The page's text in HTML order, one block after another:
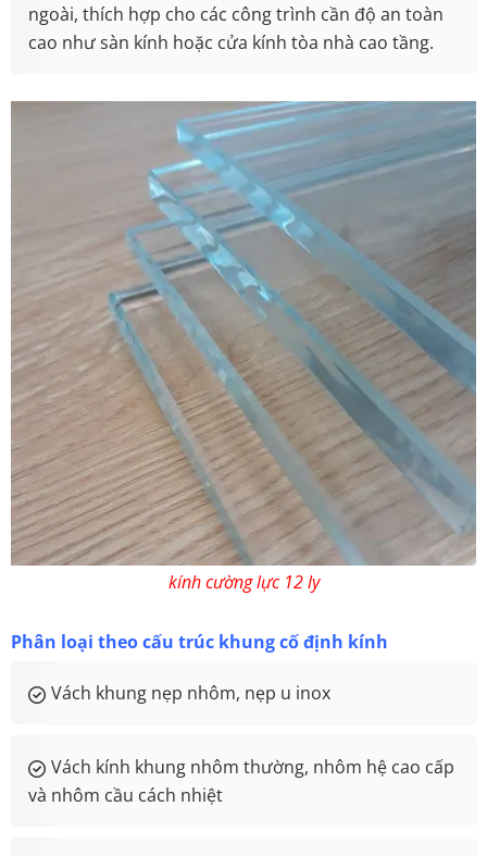
ngoài, thích hợp cho các công trình cần độ an toàn
cao như sàn kính hoặc cửa kính tòa nhà cao tầng.
kính cường lực 12 ly
Phân loại theo cấu trúc khung cố định kính
Vách khung nẹp nhôm, nẹp u inox
Vách kính khung nhôm thường, nhôm hệ cao cấp
và nhôm cầu cách nhiệt